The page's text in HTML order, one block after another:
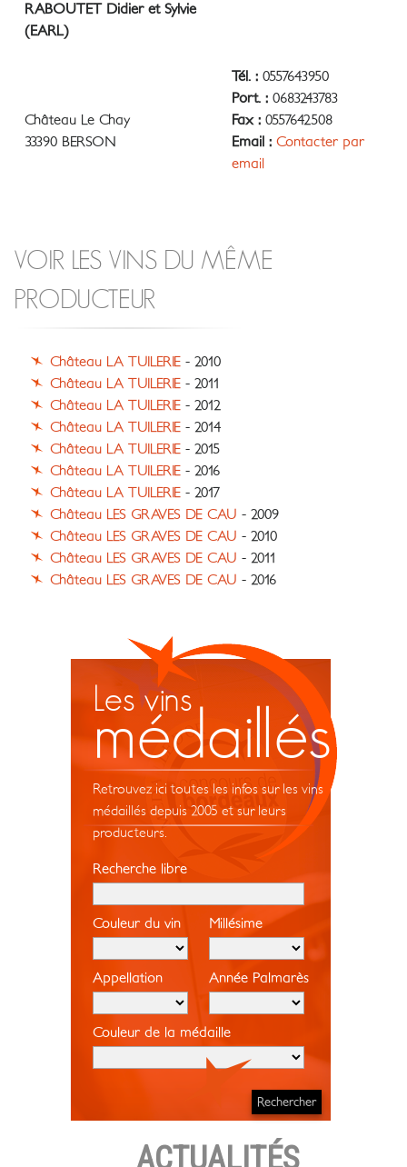
RABOUTET Didier et Sylvie
(EARL)
Château Le Chay
33390 BERSON
Tél. : 0557643950
Port. : 0683243783
Fax : 0557642508
Email : Contacter par
email
VOIR LES VINS DU MÊME
PRODUCTEUR
Château LA TUILERIE - 2010
Château LA TUILERIE - 2011
Château LA TUILERIE - 2012
Château LA TUILERIE - 2014
Château LA TUILERIE - 2015
Château LA TUILERIE - 2016
Château LA TUILERIE - 2017
Château LES GRAVES DE CAU - 2009
Château LES GRAVES DE CAU - 2010
Château LES GRAVES DE CAU - 2011
Château LES GRAVES DE CAU - 2016
Les vins
médaillés
Retrouvez ici toutes les infos sur les vins
médaillés depuis 2005 et sur leurs
producteurs.
Recherche libre
Couleur du vin Millésime
Appellation Année Palmarès
Couleur de la médaille
ACTUALITÉS